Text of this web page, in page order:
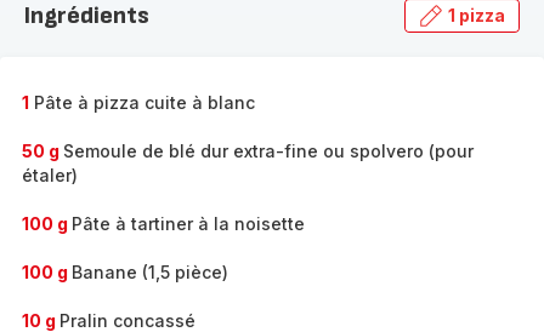
Ingrédients 1 pizza
1 Pâte à pizza cuite à blanc
50 g Semoule de blé dur extra-fine ou spolvero (pour
étaler)
100 g Pâte à tartiner à la noisette
100 g Banane (1,5 pièce)
10 g Pralin concassé